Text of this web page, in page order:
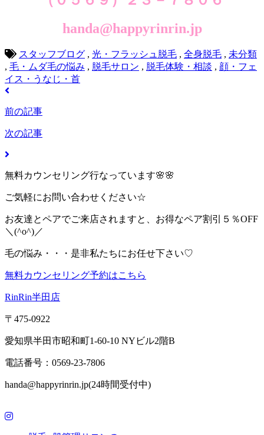
handa@happyrinrin.jp
スタッフブログ , 光・フラッシュ脱毛 , 全身脱毛 , 未分類
, 毛・ムダ毛の悩み , 脱毛サロン , 脱毛体験・相談 , 顔・フェ
イス・うなじ・首
前の記事
次の記事
無料カウンセリング行なっています🌸🌸
ご気軽にお問い合わせください☆
お友達とペアでご来店されますと、お得なペア割引５％OFF
＼(^o^)／
毛の悩み・・・是非私たちにお任せ下さい♡
無料カウンセリング予約はこちら
RinRin半田店
〒475-0922
愛知県半田市昭和町1-60-10 NYビル2階B
電話番号：0569-23-7806
handa@happyrinrin.jp(24時間受付中)